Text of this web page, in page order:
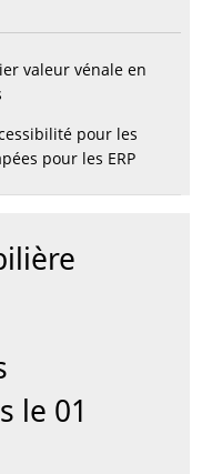
valeur vénale en
pour les
pour les ERP
le 01